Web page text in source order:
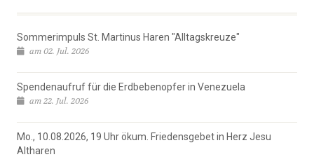
Sommerimpuls St. Martinus Haren "Alltagskreuze"
am 02. Jul. 2026
Spendenaufruf für die Erdbebenopfer in Venezuela
am 22. Jul. 2026
Mo., 10.08.2026, 19 Uhr ökum. Friedensgebet in Herz Jesu
Altharen